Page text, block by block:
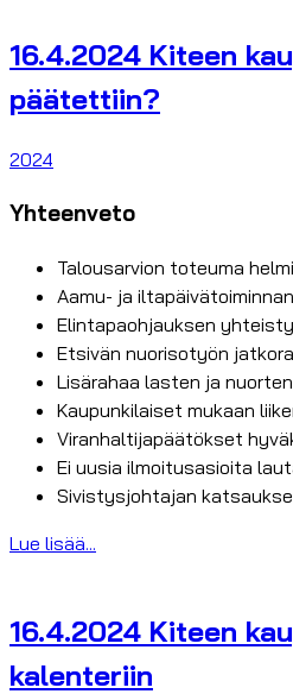
16.4.2024 Kiteen
päätettiin?
2024
Yhteenveto
Talousarvion toteuma
Aamu- ja
Elintapaohjauksen
Etsivän nuorisotyön
Lisärahaa lasten ja
Kaupunkilaiset mukaan
Viranhaltijapäätökset
Ei uusia ilmoitusasioita
Sivistysjohtajan
Lue lisää...
16.4.2024 Kiteen
kalenteriin